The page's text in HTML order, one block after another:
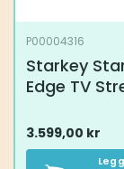
P00004316
Starkey
Edge TV
3.599,00 kr